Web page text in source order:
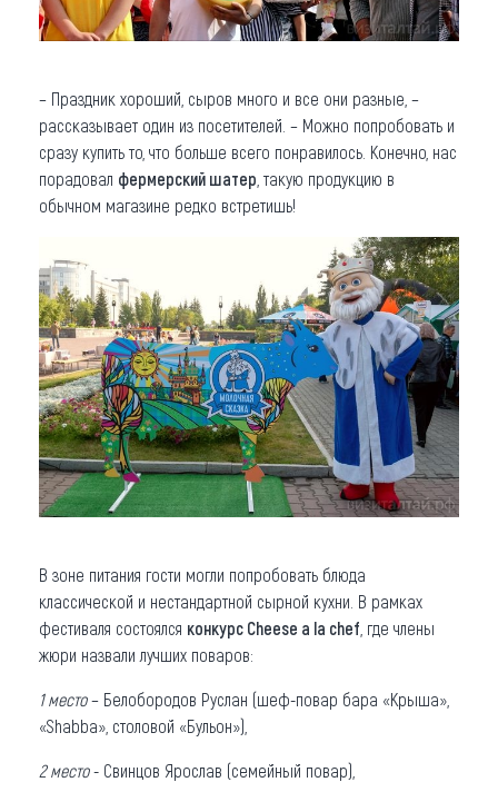
– Праздник хороший, сыров много и все они разные, –
рассказывает один из посетителей. – Можно попробовать и
сразу купить то, что больше всего понравилось. Конечно, нас
порадовал фермерский шатер , такую продукцию в
обычном магазине редко встретишь!
В зоне питания гости могли попробовать блюда
классической и нестандартной сырной кухни. В рамках
фестиваля состоялся конкурс Cheese a lа chef , где члены
жюри назвали лучших поваров:
1 место– Белобородов Руслан (шеф-повар бара «Крыша»,
«Shabba», столовой «Бульон»),
2 место- Свинцов Ярослав (семейный повар),